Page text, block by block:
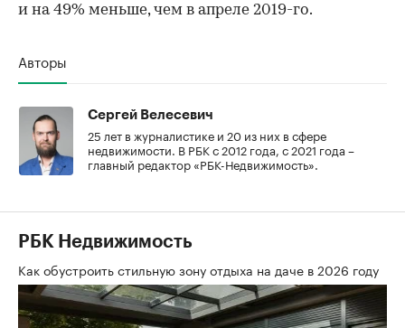
и на 49% меньше, чем в апреле 2019-го.
Авторы
Сергей Велесевич
25 лет в журналистике и 20 из них в сфере
недвижимости. В РБК с 2012 года, с 2021 года –
главный редактор «РБК-Недвижимость».
РБК Недвижимость
Как обустроить стильную зону отдыха на даче в 2026 году